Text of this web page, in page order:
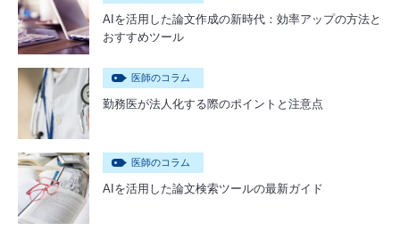
AIを活用した論文作成の新時代：効率アップの方法と
おすすめツール
医師のコラム
勤務医が法人化する際のポイントと注意点
医師のコラム
AIを活用した論文検索ツールの最新ガイド